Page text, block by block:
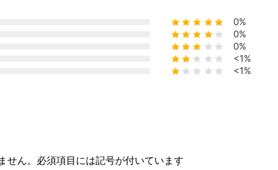
0%
0%
0%
<1%
<1%
せん。必須項目には記号が付いています